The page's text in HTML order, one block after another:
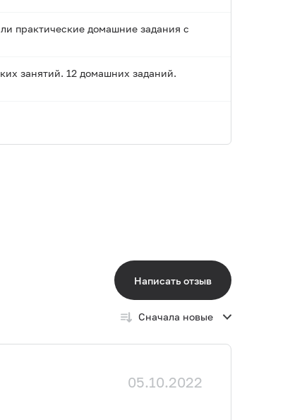
практические домашние задания с
занятий. 12 домашних заданий.
Написать отзыв
Сначала новые
05.10.2022